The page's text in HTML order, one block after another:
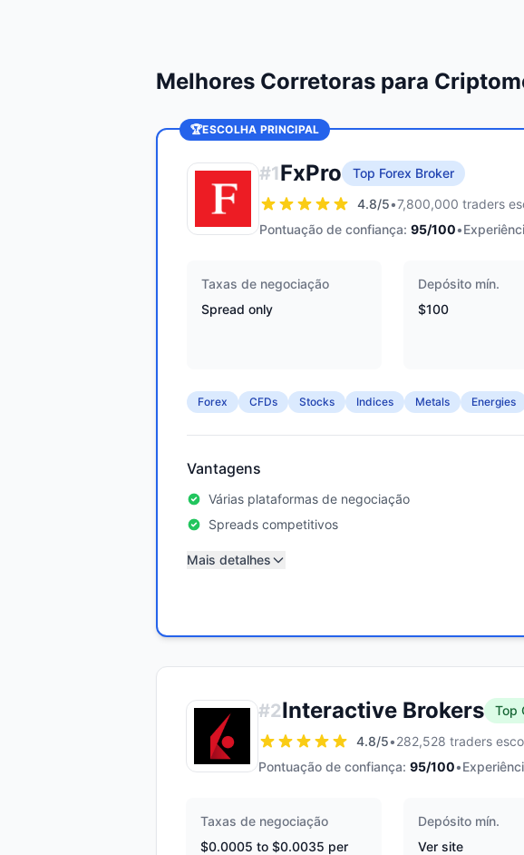
Melhores Corretoras para
🏆ESCOLHA PRINCIPAL
#1FxPro
Top Forex Broker
4.8/5•7,800,000 traders
Pontuação de confiança: 95/100•
Taxas de negociação
Spread only
Depósito mín.
$100
Forex CFDs Stocks Indices Metals Energies
Vantagens
Várias plataformas de negociação
Spreads competitivos
Mais detalhes
#2Interactive Brokers
Top
4.8/5•282,528 traders
Pontuação de confiança: 95/100•
Taxas de negociação
$0.0005 to $0.0035 per
Depósito mín.
Ver site